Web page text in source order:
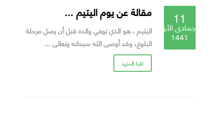
11
جمادى الأولى
1441
مقالة عن يوم اليتيم ...
اليتيم ، هو الذي توفي والده قبل أن يصل مرحلة
البلوغ، وقد أوصى الله سبحانه وتعالى ...
اقرا المزيد